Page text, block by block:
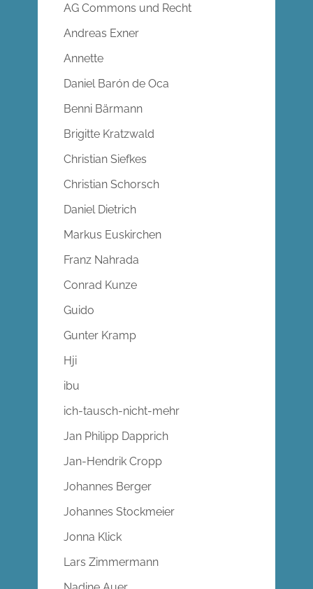
AG Commons und Recht
Andreas Exner
Annette
Daniel Barón de Oca
Benni Bärmann
Brigitte Kratzwald
Christian Siefkes
Christian Schorsch
Daniel Dietrich
Markus Euskirchen
Franz Nahrada
Conrad Kunze
Guido
Gunter Kramp
Hji
ibu
ich-tausch-nicht-mehr
Jan Philipp Dapprich
Jan-Hendrik Cropp
Johannes Berger
Johannes Stockmeier
Jonna Klick
Lars Zimmermann